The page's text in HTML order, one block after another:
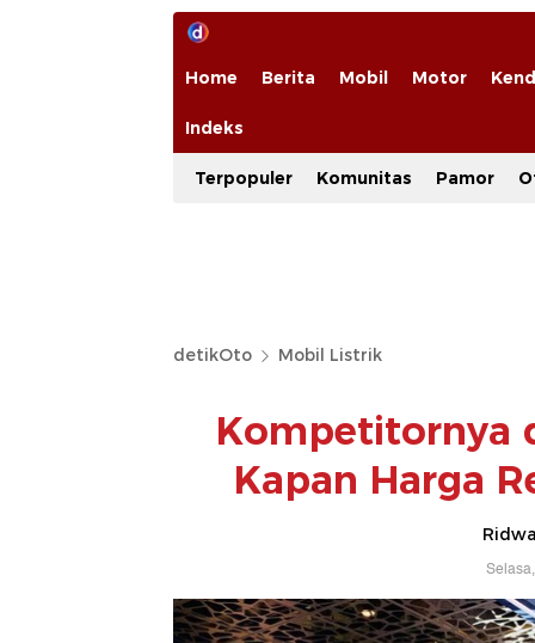
Home Berita Mobil Motor
Indeks
Terpopuler Komunitas Pamor
detikOto Mobil Listrik
Kompetitornya
Kapan Harga